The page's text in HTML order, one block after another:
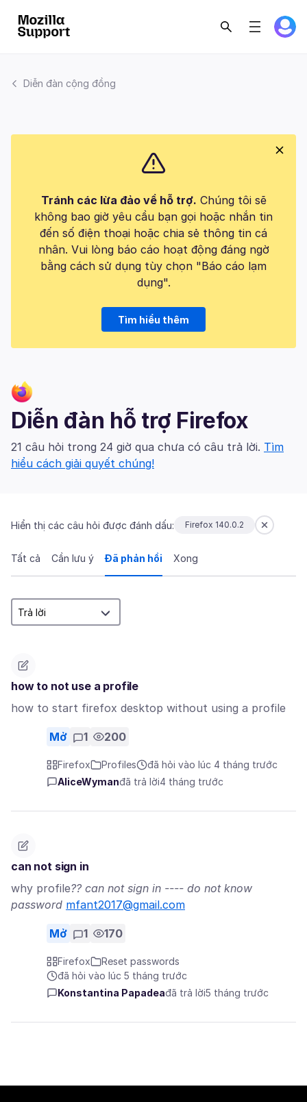
Diễn đàn cộng đồng
Tránh các lừa đảo về hỗ trợ. Chúng tôi sẽ
không bao giờ yêu cầu bạn gọi hoặc nhắn tin
đến số điện thoại hoặc chia sẻ thông tin cá
nhân. Vui lòng báo cáo hoạt động đáng ngờ
bằng cách sử dụng tùy chọn "Báo cáo lạm
dụng".
Tìm hiểu thêm
Diễn đàn hỗ trợ Firefox
21 câu hỏi trong 24 giờ qua chưa có câu trả lời. Tìm
hiểu cách giải quyết chúng!
Hiển thị các câu hỏi được đánh dấu: Firefox 140.0.2
Tất cả Cần lưu ý Đã phản hồi Xong
how to not use a profile
how to start firefox desktop without using a profile
Mở 1 200
Firefox Profiles
đã hỏi vào lúc 4 tháng trước
AliceWymanđã trả lời4 tháng trước
can not sign in
why profile?? can not sign in ---- do not know
password mfant2017@gmail.com
Mở 1 170
Firefox
Reset passwords
đã hỏi vào lúc 5 tháng trước
Konstantina Papadeađã trả lời5 tháng trước